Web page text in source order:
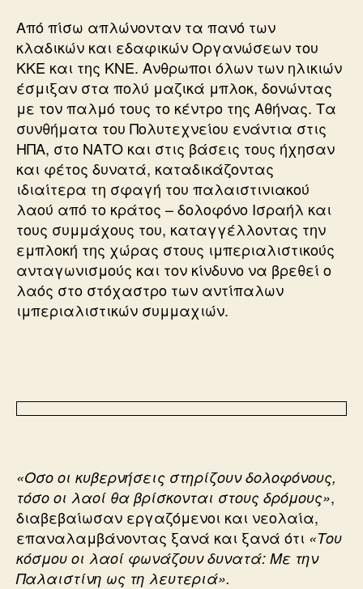
Από πίσω απλώνονταν τα πανό των
κλαδικών και εδαφικών Οργανώσεων του
ΚΚΕ και της ΚΝΕ. Ανθρωποι όλων των ηλικιών
έσμιξαν στα πολύ μαζικά μπλοκ, δονώντας
με τον παλμό τους το κέντρο της Αθήνας. Τα
συνθήματα του Πολυτεχνείου ενάντια στις
ΗΠΑ, στο ΝΑΤΟ και στις βάσεις τους ήχησαν
και φέτος δυνατά, καταδικάζοντας
ιδιαίτερα τη σφαγή του παλαιστινιακού
λαού από το κράτος – δολοφόνο Ισραήλ και
τους συμμάχους του, καταγγέλλοντας την
εμπλοκή της χώρας στους ιμπεριαλιστικούς
ανταγωνισμούς και τον κίνδυνο να βρεθεί ο
λαός στο στόχαστρο των αντίπαλων
ιμπεριαλιστικών συμμαχιών.
«Οσο οι κυβερνήσεις στηρίζουν δολοφόνους,
τόσο οι λαοί θα βρίσκονται στους δρόμους»,
διαβεβαίωσαν εργαζόμενοι και νεολαία,
επαναλαμβάνοντας ξανά και ξανά ότι «Του
κόσμου οι λαοί φωνάζουν δυνατά: Με την
Παλαιστίνη ως τη λευτεριά».